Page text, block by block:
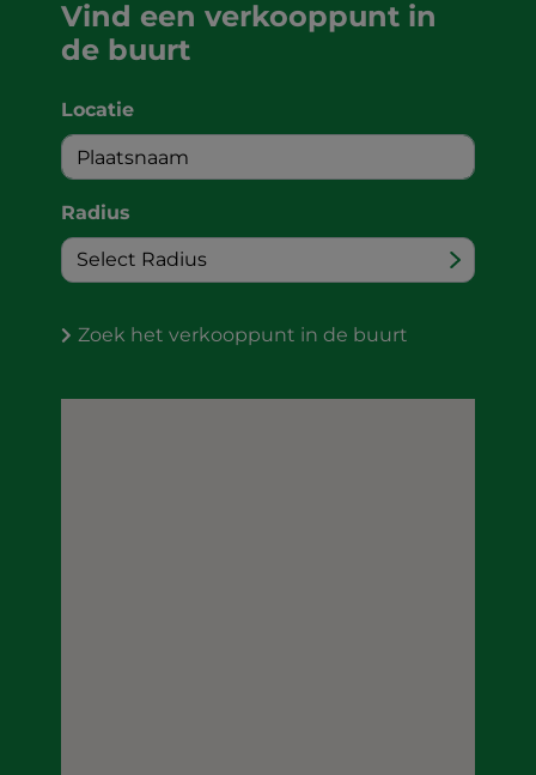
Vind een verkooppunt in
de buurt
Locatie
Radius
Zoek het verkooppunt in de buurt